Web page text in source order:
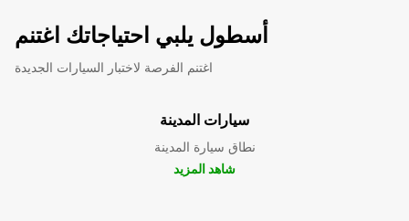
أسطول يلبي احتياجاتك اغتنم
اغتنم الفرصة لاختبار السيارات الجديدة
سيارات المدينة
نطاق سيارة المدينة
شاهد المزيد